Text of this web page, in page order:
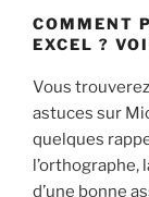
COMMENT
EXCEL ?
Vous
astuces sur
quelques
l’orthographe,
d’une bonne